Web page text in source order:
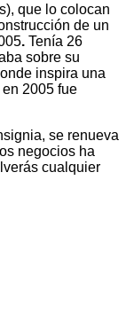
que lo colocan
de un
. Tenía 26
sobre su
inspira una
2005 fue
se renueva
negocios ha
cualquier